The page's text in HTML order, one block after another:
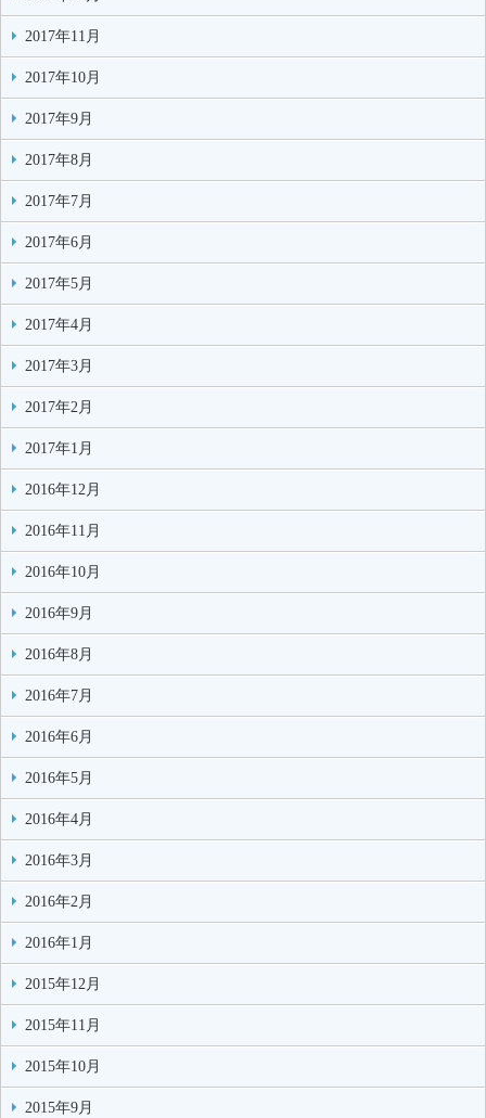
2017年11月
2017年10月
2017年9月
2017年8月
2017年7月
2017年6月
2017年5月
2017年4月
2017年3月
2017年2月
2017年1月
2016年12月
2016年11月
2016年10月
2016年9月
2016年8月
2016年7月
2016年6月
2016年5月
2016年4月
2016年3月
2016年2月
2016年1月
2015年12月
2015年11月
2015年10月
2015年9月